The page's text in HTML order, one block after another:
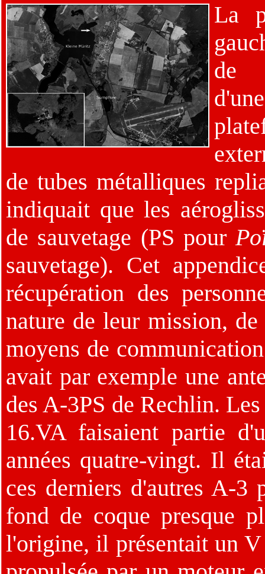
La
de
d'une
de tubes métalliques
indiquait que les
de sauvetage (PS pour
sauvetage). Cet
récupération des
nature de leur mission,
moyens de
avait par exemple une
des A-3PS de Rechlin.
16.VA faisaient partie
années quatre-vingt. Il
ces derniers d'autres A-3
fond de coque presque
l'origine, il présentait un